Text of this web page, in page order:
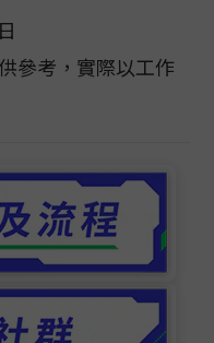
參考，實際以工作